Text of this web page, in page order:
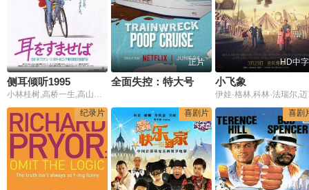
侧耳倾听1995
小林桂树,高桥一生,高山南,本名阳子,山下容莉枝
正片 HD中字
小飞象
伊娃·格林,科林·法瑞尔,迈克尔
纪录片
喜剧片 喜剧